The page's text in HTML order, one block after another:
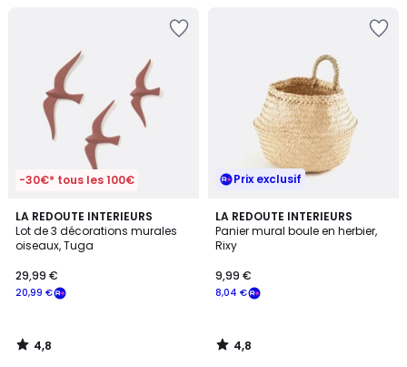
-30€* tous les 100€
LA REDOUTE INTERIEURS
Lot de 3 décorations murales
oiseaux, Tuga
20,99 €
29,99 €
4,8
/ 5
4,8
/
Prix exclusif
LA REDOUTE INTERIEURS
Panier mural boule en herbier,
Rixy
8,04 €
9,99 €
4,8
/ 5
4,8
/